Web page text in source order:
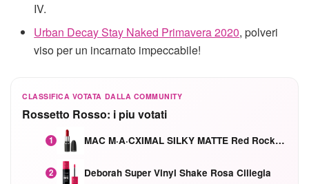
IV.
Urban Decay Stay Naked Primavera 2020, polveri
viso per un incarnato impeccabile!
CLASSIFICA VOTATA DALLA COMMUNITY
Rossetto Rosso: i piu votati
1 MAC M·A·CXIMAL SILKY MATTE Red Rock mat
2 Deborah Super Vinyl Shake Rosa Ciliegia